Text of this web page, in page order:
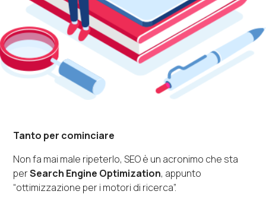
Tanto per cominciare
Non fa mai male ripeterlo, SEO è un acronimo che sta
perSearch Engine Optimization, appunto
“ottimizzazione per i motori di ricerca”.